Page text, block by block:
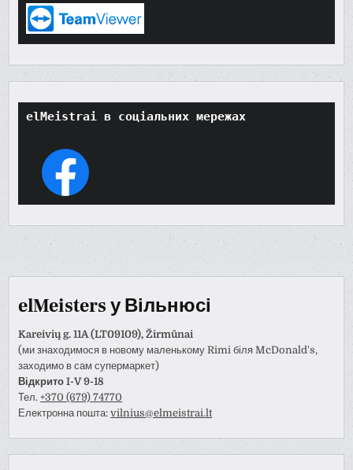
elMeistrai в соціальних мережах
elMeisters у Вільнюсі
Kareivių g. 11A (LT09109), Žirmūnai
(ми знаходимося в новому маленькому Rimi біля McDonald's,
заходимо в сам супермаркет)
Відкрито I-V 9-18
Тел.+370 (679) 74770
Електронна пошта:vilnius@elmeistrai.lt